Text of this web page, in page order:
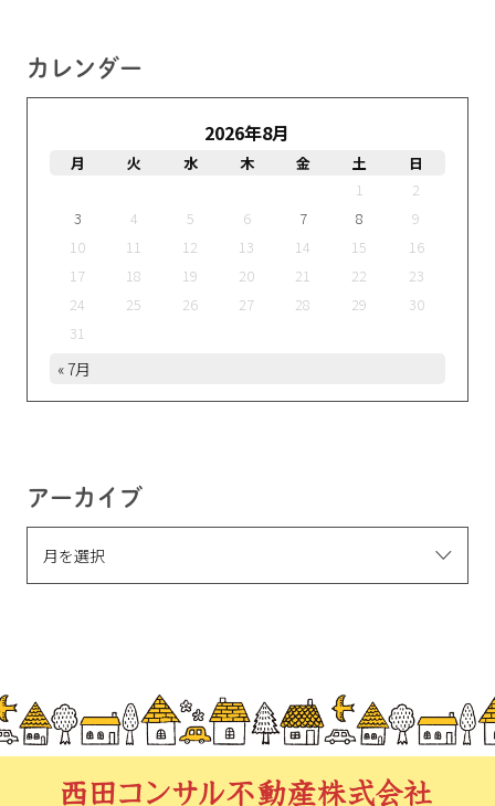
カレンダー
2026年8月
月 火 水 木 金 土
日
1
2
3
4 5 6 7 8
9
10
11 12 13 14 15
16
17
18 19 20 21 22
23
24
25 26 27 28 29
30
31
« 7月
アーカイブ